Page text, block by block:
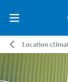
Location